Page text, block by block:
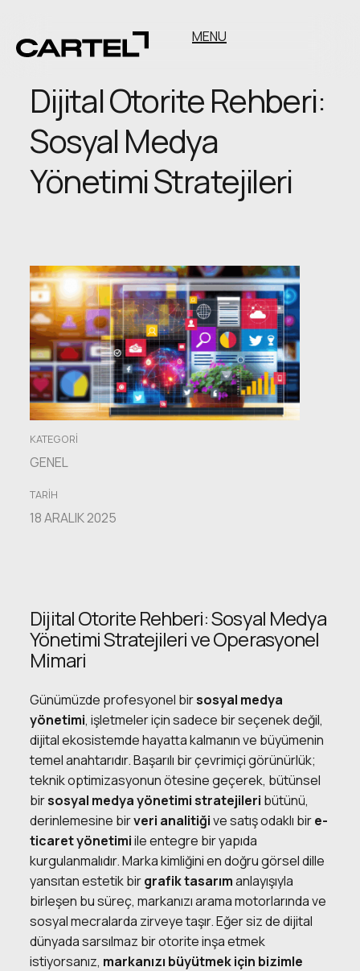
MENU
Dijital Otorite Rehberi:
Sosyal Medya
Yönetimi Stratejileri
DijitalOtorite
Rehberi:Sosyal
MedyaYönetimi
Stratejileri
KATEGORI
GENEL
TARIH
18 ARALIK 2025
Dijital Otorite Rehberi: Sosyal Medya
Yönetimi Stratejileri ve Operasyonel
Mimari
Günümüzde profesyonel birsosyal medya
yönetimi, işletmeler için sadece bir seçenek değil,
dijital ekosistemde hayatta kalmanın ve büyümenin
temel anahtarıdır. Başarılı bir çevrimiçi görünürlük;
teknik optimizasyonun ötesine geçerek, bütünsel
birsosyal medya yönetimistratejileri bütünü,
derinlemesine birveri analitiğive satış odaklı bire-
ticaret yönetimi ile entegre bir yapıda
kurgulanmalıdır. Marka kimliğini en doğru görsel dille
yansıtan estetik birgrafik tasarımanlayışıyla
birleşen bu süreç, markanızı arama motorlarında ve
sosyal mecralarda zirveye taşır. Eğer siz de dijital
dünyada sarsılmaz bir otorite inşa etmek
istiyorsanız, markanızı büyütmek için bizimle